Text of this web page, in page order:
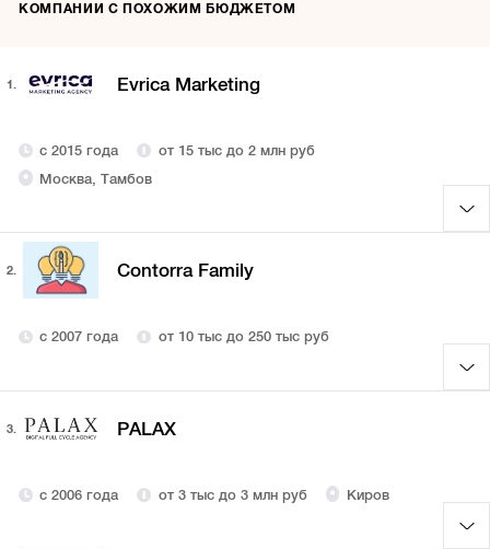
КОМПАНИИ С ПОХОЖИМ БЮДЖЕТОМ
1. Evrica Marketing
с 2015 года
от 15 тыс до 2 млн руб
Москва, Тамбов
2. Contorra Family
с 2007 года от 10 тыс до 250 тыс руб
3. PALAX
с 2006 года от 3 тыс до 3 млн руб Киров